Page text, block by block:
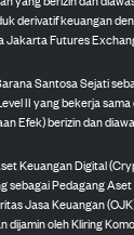
derivatif keuangan
Jakarta Futures
Santosa Sejati
II yang bekerja
Efek) berizin dan
Keuangan Digital
sebagai Pedagang
Jasa Keuangan
dijamin oleh Kliring